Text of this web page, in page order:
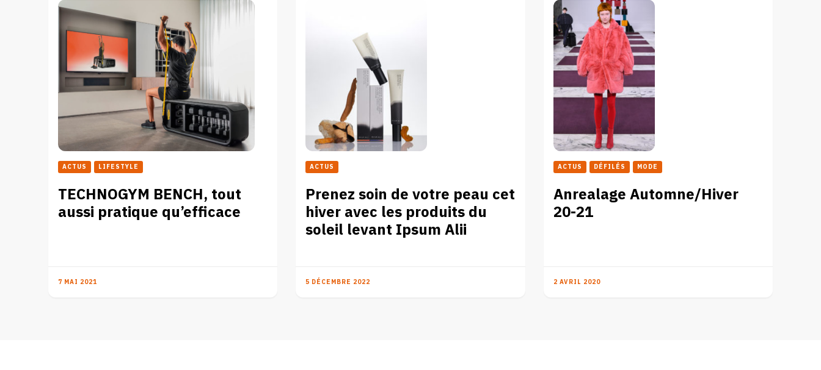
ACTUS LIFESTYLE
TECHNOGYM BENCH, tout
aussi pratique qu’efficace
7 MAI 2021
ACTUS
Prenez soin de votre peau cet
hiver avec les produits du
soleil levant Ipsum Alii
5 DÉCEMBRE 2022
ACTUS DÉFILÉS MODE
Anrealage Automne/Hiver
20-21
2 AVRIL 2020